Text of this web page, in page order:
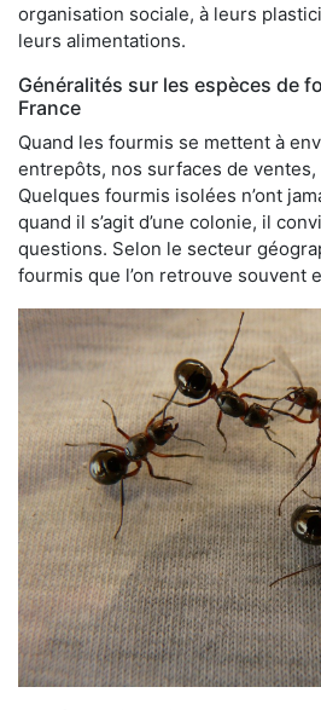
organisation sociale, à leurs
leurs alimentations.
Généralités sur les espèces de
France
Quand les fourmis se mettent à
entrepôts, nos surfaces de
Quelques fourmis isolées n’ont
quand il s’agit d’une colonie, il
questions. Selon le secteur
fourmis que l’on retrouve souvent